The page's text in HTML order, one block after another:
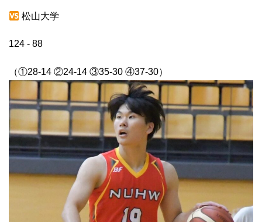
松山大学
124 - 88
（①28-14 ②24-14 ③35-30 ④37-30）